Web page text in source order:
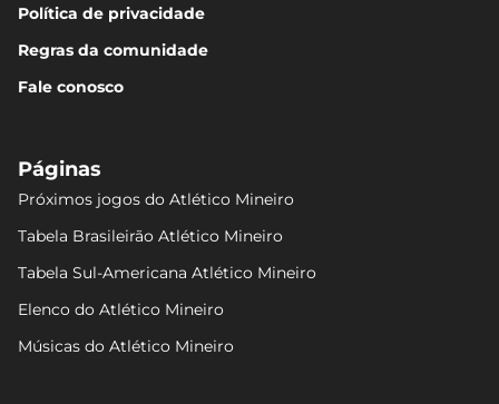
Política de privacidade
Regras da comunidade
Fale conosco
Páginas
Próximos jogos do Atlético Mineiro
Tabela Brasileirão Atlético Mineiro
Tabela Sul-Americana Atlético Mineiro
Elenco do Atlético Mineiro
Músicas do Atlético Mineiro